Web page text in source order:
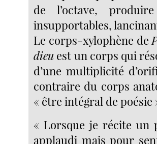
de l’octave,
insupportables,
Le corps-xylophène de
dieu est un corps qui
d’une multiplicité
contraire du corps
« être intégral de poésie
« Lorsque je récite un
applaudi mais pour